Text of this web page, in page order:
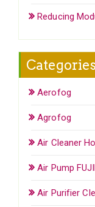
Reducing
Categories
Aerofog
Agrofog
Air Cleaner
Air Pump
Air Purifier